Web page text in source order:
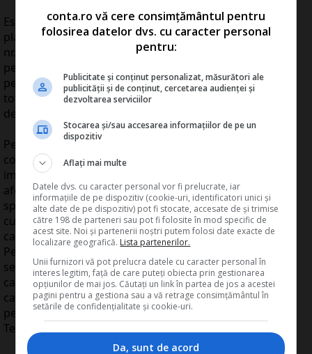
Este important de retinut ca contribuabilii obligati la
plata impozitului specific unor activitati, potrivit Legii
nr. 170/2016 privind impozitul specific unor activitati,
pentru anul 2020, NU datoreaza impozit specific
pentru perioada in care acestia intrerup activitatea
total sau partial pe perioada starii de urgenta
decretate.
Pentru aplicarea prevederilor mentionate,
contribuabilii recalculeaza, in mod corespunzator,
impozitul specific stabilit potrivit Legii nr. 170/2016,
aferent anului 2020, prin impartirea impozitului
specific anual la 365 de zile calendaristice si inmultirea
cu numarul de zile aferent perioadei din anul
calendaristic in care au desfasurat activitatea.
Perioada in care contribuabilii au desfasurat activitatea
se determina prin scaderea din numarul de 365 de zile
calendaristice a numarului de zile aferent perioadei in
care acestia au intrerupt activitatea total sau partial pe
perioada starii de urgenta decretate, explica AJFP
Teleorman.
conta.ro vă cere consimțământul pentru
folosirea datelor dvs. cu caracter personal
pentru:
Publicitate și conținut personalizat, măsurători ale
publicității și de conținut, cercetarea audienței și
dezvoltarea serviciilor
Stocarea și/sau accesarea informațiilor de pe un
dispozitiv
Aflați mai multe
Datele dvs. cu caracter personal vor fi prelucrate, iar
informațiile de pe dispozitiv (cookie-uri, identificatori unici și
alte date de pe dispozitiv) pot fi stocate, accesate de și trimise
către 198 de parteneri sau pot fi folosite în mod specific de
acest site. Noi și partenerii noștri putem folosi date exacte de
localizare geografică. Lista partenerilor.
Unii furnizori vă pot prelucra datele cu caracter personal în
interes legitim, față de care puteți obiecta prin gestionarea
opțiunilor de mai jos. Căutați un link în partea de jos a acestei
pagini pentru a gestiona sau a vă retrage consimțământul în
setările de confidențialitate și cookie-uri.
Da, sunt de acord